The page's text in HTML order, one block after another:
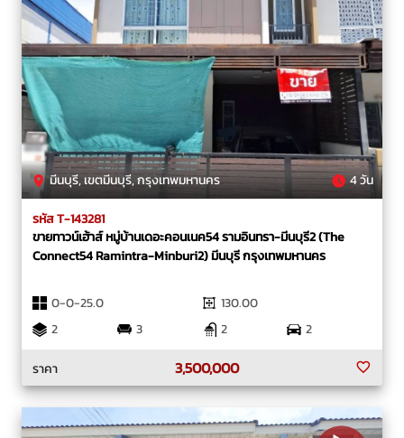
มีนบุรี, เขตมีนบุรี, กรุงเทพมหานคร 4 วัน
รหัส T-143281
ขายทาวน์เฮ้าส์ หมู่บ้านเดอะคอนเนค54 รามอินทรา-มีนบุรี2 (The
Connect54 Ramintra-Minburi2) มีนบุรี กรุงเทพมหานคร
0-0-25.0
130.00
2
3 2
2
ราคา
3,500,000